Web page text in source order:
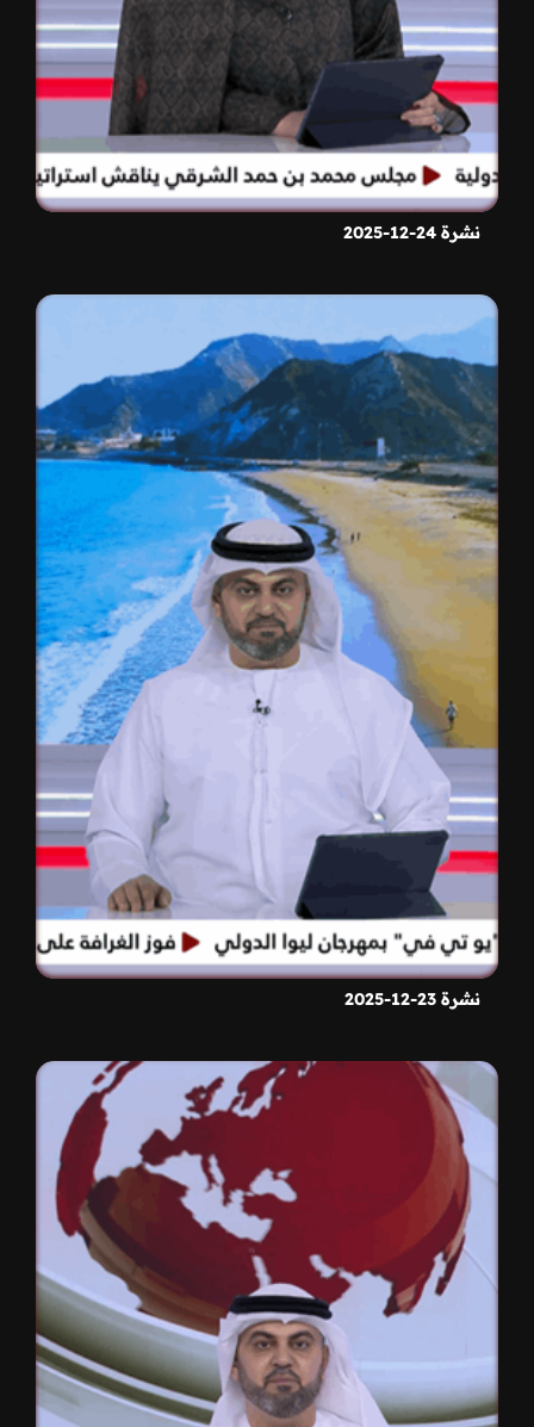
نشرة 24-12-2025
نشرة 23-12-2025